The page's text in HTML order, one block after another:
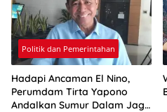
Politik dan Pemerintahan
Hadapi Ancaman El Nino,
Perumdam Tirta Yapono
Andalkan Sumur Dalam Jaga